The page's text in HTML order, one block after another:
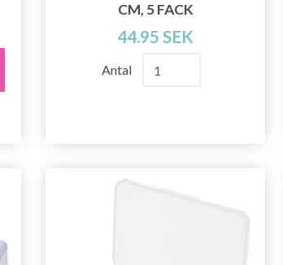
CM, 5 FACK
44.95 SEK
Antal